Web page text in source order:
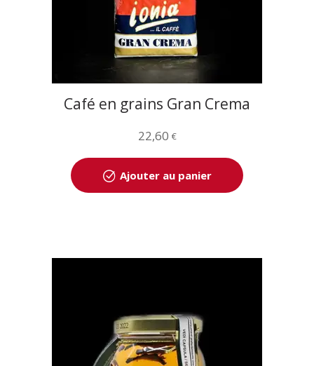
Café en grains Gran Crema
22,60 €
Ajouter au panier